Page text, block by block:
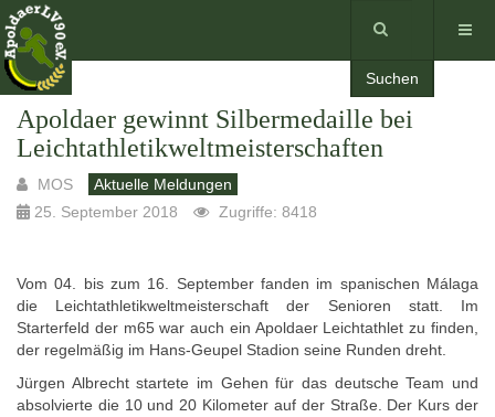
Suchen
Apoldaer gewinnt Silbermedaille bei
Leichtathletikweltmeisterschaften
MOS
Aktuelle Meldungen
25. September 2018
Zugriffe: 8418
Vom 04. bis zum 16. September fanden im spanischen Málaga
die Leichtathletikweltmeisterschaft der Senioren statt. Im
Starterfeld der m65 war auch ein Apoldaer Leichtathlet zu finden,
der regelmäßig im Hans-Geupel Stadion seine Runden dreht.
Jürgen Albrecht startete im Gehen für das deutsche Team und
absolvierte die 10 und 20 Kilometer auf der Straße. Der Kurs der